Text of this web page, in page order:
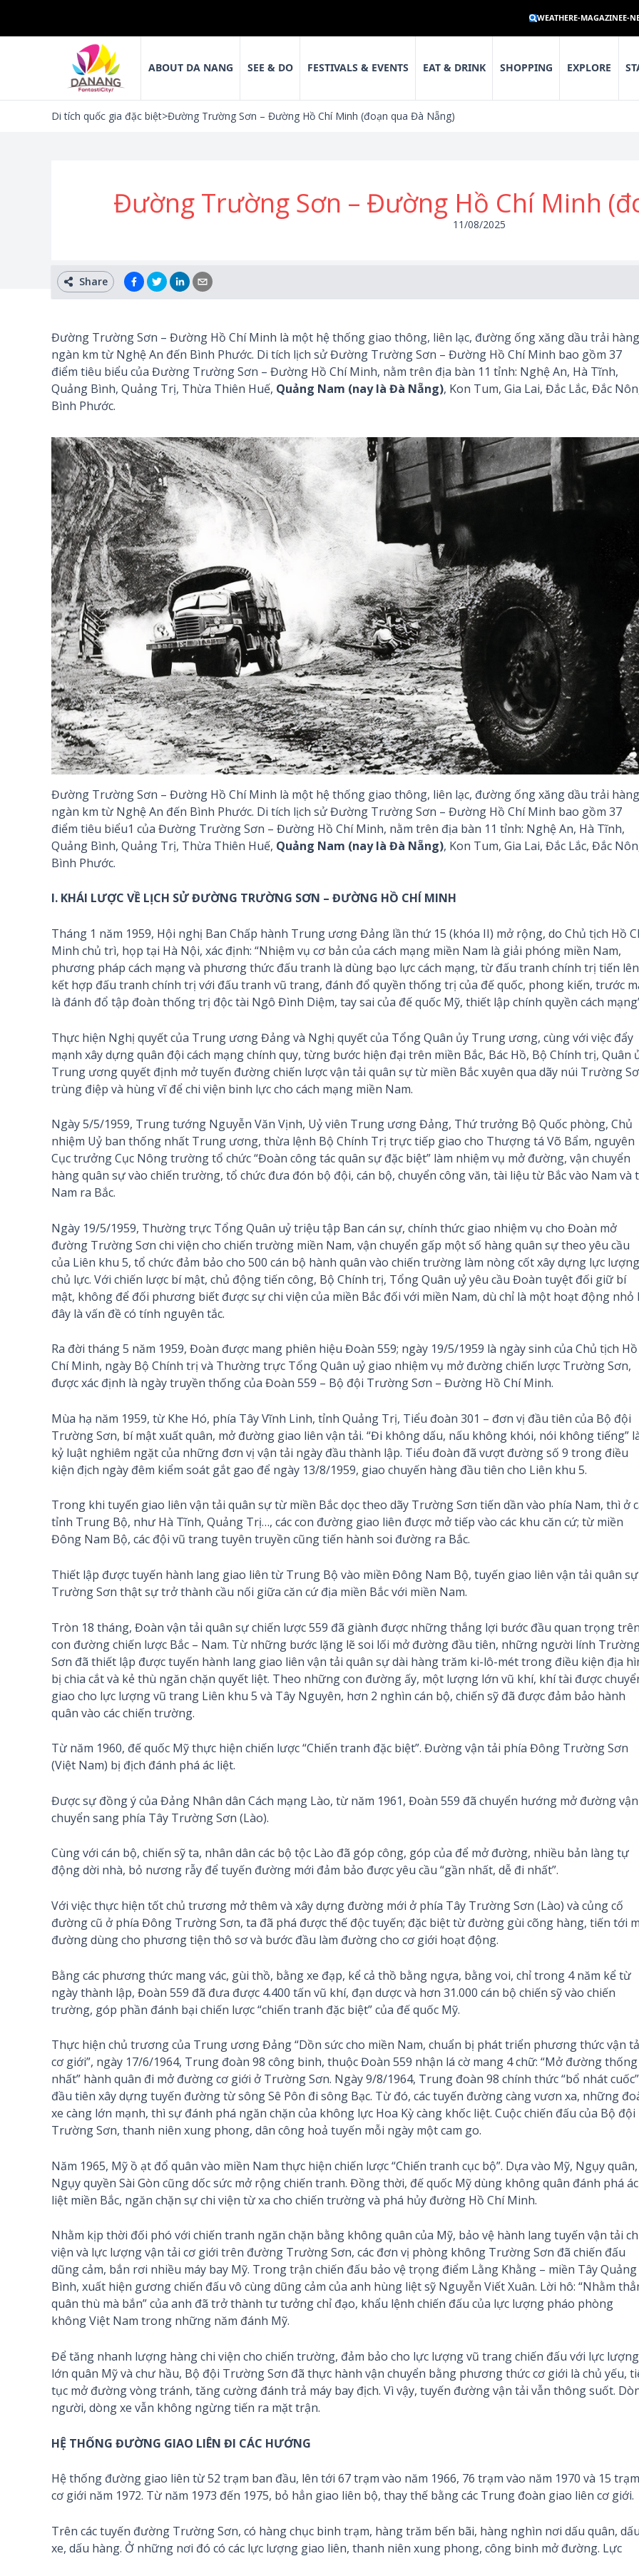
WEATHERE-MAGAZINEE-
ABOUT DA NANG SEE & DO FESTIVALS & EVENTS EAT & DRINK SHOPPING EXPLORE
Di tích quốc gia đặc biệt>Đường Trường Sơn – Đường Hồ Chí Minh (đoạn qua Đà Nẵng)
Đường Trường Sơn – Đường Hồ Chí Minh
11/08/2025
Share
Đường Trường Sơn – Đường Hồ Chí Minh là một hệ thống giao thông, liên lạc, đường ống xăng dầu trải hàng
ngàn km từ Nghệ An đến Bình Phước. Di tích lịch sử Đường Trường Sơn – Đường Hồ Chí Minh bao gồm 37
điểm tiêu biểu của Đường Trường Sơn – Đường Hồ Chí Minh, nằm trên địa bàn 11 tỉnh: Nghệ An, Hà Tĩnh,
Quảng Bình, Quảng Trị, Thừa Thiên Huế, Quảng Nam (nay là Đà Nẵng), Kon Tum, Gia Lai, Đắc Lắc, Đắc
Bình Phước.
Đường Trường Sơn – Đường Hồ Chí Minh là một hệ thống giao thông, liên lạc, đường ống xăng dầu trải hàng
ngàn km từ Nghệ An đến Bình Phước. Di tích lịch sử Đường Trường Sơn – Đường Hồ Chí Minh bao gồm 37
điểm tiêu biểu1 của Đường Trường Sơn – Đường Hồ Chí Minh, nằm trên địa bàn 11 tỉnh: Nghệ An, Hà Tĩnh,
Quảng Bình, Quảng Trị, Thừa Thiên Huế, Quảng Nam (nay là Đà Nẵng), Kon Tum, Gia Lai, Đắc Lắc, Đắc
Bình Phước.
I. KHÁI LƯỢC VỀ LỊCH SỬ ĐƯỜNG TRƯỜNG SƠN – ĐƯỜNG HỒ CHÍ MINH
Tháng 1 năm 1959, Hội nghị Ban Chấp hành Trung ương Đảng lần thứ 15 (khóa II) mở rộng, do Chủ tịch Hồ
Minh chủ trì, họp tại Hà Nội, xác định: “Nhiệm vụ cơ bản của cách mạng miền Nam là giải phóng miền Nam,
phương pháp cách mạng và phương thức đấu tranh là dùng bạo lực cách mạng, từ đấu tranh chính trị tiến lên
kết hợp đấu tranh chính trị với đấu tranh vũ trang, đánh đổ quyền thống trị của đế quốc, phong kiến, trước
là đánh đổ tập đoàn thống trị độc tài Ngô Đình Diệm, tay sai của đế quốc Mỹ, thiết lập chính quyền cách
Thực hiện Nghị quyết của Trung ương Đảng và Nghị quyết của Tổng Quân ủy Trung ương, cùng với việc đẩy
mạnh xây dựng quân đội cách mạng chính quy, từng bước hiện đại trên miền Bắc, Bác Hồ, Bộ Chính trị, Quân
Trung ương quyết định mở tuyến đường chiến lược vận tải quân sự từ miền Bắc xuyên qua dãy núi Trường
trùng điệp và hùng vĩ để chi viện binh lực cho cách mạng miền Nam.
Ngày 5/5/1959, Trung tướng Nguyễn Văn Vịnh, Uỷ viên Trung ương Đảng, Thứ trưởng Bộ Quốc phòng, Chủ
nhiệm Uỷ ban thống nhất Trung ương, thừa lệnh Bộ Chính Trị trực tiếp giao cho Thượng tá Võ Bẩm, nguyên
Cục trưởng Cục Nông trường tổ chức “Đoàn công tác quân sự đặc biệt” làm nhiệm vụ mở đường, vận chuyển
hàng quân sự vào chiến trường, tổ chức đưa đón bộ đội, cán bộ, chuyển công văn, tài liệu từ Bắc vào Nam và
Nam ra Bắc.
Ngày 19/5/1959, Thường trực Tổng Quân uỷ triệu tập Ban cán sự, chính thức giao nhiệm vụ cho Đoàn mở
đường Trường Sơn chi viện cho chiến trường miền Nam, vận chuyển gấp một số hàng quân sự theo yêu cầu
của Liên khu 5, tổ chức đảm bảo cho 500 cán bộ hành quân vào chiến trường làm nòng cốt xây dựng lực lượng
chủ lực. Với chiến lược bí mật, chủ động tiến công, Bộ Chính trị, Tổng Quân uỷ yêu cầu Đoàn tuyệt đối giữ bí
mật, không để đối phương biết được sự chi viện của miền Bắc đối với miền Nam, dù chỉ là một hoạt động nhỏ
đây là vấn đề có tính nguyên tắc.
Ra đời tháng 5 năm 1959, Đoàn được mang phiên hiệu Đoàn 559; ngày 19/5/1959 là ngày sinh của Chủ tịch Hồ
Chí Minh, ngày Bộ Chính trị và Thường trực Tổng Quân uỷ giao nhiệm vụ mở đường chiến lược Trường Sơn,
được xác định là ngày truyền thống của Đoàn 559 – Bộ đội Trường Sơn – Đường Hồ Chí Minh.
Mùa hạ năm 1959, từ Khe Hó, phía Tây Vĩnh Linh, tỉnh Quảng Trị, Tiểu đoàn 301 – đơn vị đầu tiên của Bộ đội
Trường Sơn, bí mật xuất quân, mở đường giao liên vận tải. “Đi không dấu, nấu không khói, nói không tiếng”
kỷ luật nghiêm ngặt của những đơn vị vận tải ngày đầu thành lập. Tiểu đoàn đã vượt đường số 9 trong điều
kiện địch ngày đêm kiểm soát gắt gao để ngày 13/8/1959, giao chuyến hàng đầu tiên cho Liên khu 5.
Trong khi tuyến giao liên vận tải quân sự từ miền Bắc dọc theo dãy Trường Sơn tiến dần vào phía Nam, thì ở
tỉnh Trung Bộ, như Hà Tĩnh, Quảng Trị…, các con đường giao liên được mở tiếp vào các khu căn cứ; từ miền
Đông Nam Bộ, các đội vũ trang tuyên truyền cũng tiến hành soi đường ra Bắc.
Thiết lập được tuyến hành lang giao liên từ Trung Bộ vào miền Đông Nam Bộ, tuyến giao liên vận tải quân sự
Trường Sơn thật sự trở thành cầu nối giữa căn cứ địa miền Bắc với miền Nam.
Tròn 18 tháng, Đoàn vận tải quân sự chiến lược 559 đã giành được những thắng lợi bước đầu quan trọng trên
con đường chiến lược Bắc – Nam. Từ những bước lặng lẽ soi lối mở đường đầu tiên, những người lính
Sơn đã thiết lập được tuyến hành lang giao liên vận tải quân sự dài hàng trăm ki-lô-mét trong điều kiện địa
bị chia cắt và kẻ thù ngăn chặn quyết liệt. Theo những con đường ấy, một lượng lớn vũ khí, khí tài được
giao cho lực lượng vũ trang Liên khu 5 và Tây Nguyên, hơn 2 nghìn cán bộ, chiến sỹ đã được đảm bảo hành
quân vào các chiến trường.
Từ năm 1960, đế quốc Mỹ thực hiện chiến lược “Chiến tranh đặc biệt”. Đường vận tải phía Đông Trường Sơn
(Việt Nam) bị địch đánh phá ác liệt.
Được sự đồng ý của Đảng Nhân dân Cách mạng Lào, từ năm 1961, Đoàn 559 đã chuyển hướng mở đường vận
chuyển sang phía Tây Trường Sơn (Lào).
Cùng với cán bộ, chiến sỹ ta, nhân dân các bộ tộc Lào đã góp công, góp của để mở đường, nhiều bản làng tự
động dời nhà, bỏ nương rẫy để tuyến đường mới đảm bảo được yêu cầu “gần nhất, dễ đi nhất”.
Với việc thực hiện tốt chủ trương mở thêm và xây dựng đường mới ở phía Tây Trường Sơn (Lào) và củng cố
đường cũ ở phía Đông Trường Sơn, ta đã phá được thế độc tuyến; đặc biệt từ đường gùi cõng hàng, tiến tới
đường dùng cho phương tiện thô sơ và bước đầu làm đường cho cơ giới hoạt động.
Bằng các phương thức mang vác, gùi thồ, bằng xe đạp, kể cả thồ bằng ngựa, bằng voi, chỉ trong 4 năm kể từ
ngày thành lập, Đoàn 559 đã đưa được 4.400 tấn vũ khí, đạn dược và hơn 31.000 cán bộ chiến sỹ vào chiến
trường, góp phần đánh bại chiến lược “chiến tranh đặc biệt” của đế quốc Mỹ.
Thực hiện chủ trương của Trung ương Đảng “Dồn sức cho miền Nam, chuẩn bị phát triển phương thức vận
cơ giới”, ngày 17/6/1964, Trung đoàn 98 công binh, thuộc Đoàn 559 nhận lá cờ mang 4 chữ: “Mở đường thống
nhất” hành quân đi mở đường cơ giới ở Trường Sơn. Ngày 9/8/1964, Trung đoàn 98 chính thức “bổ nhát cuốc”
đầu tiên xây dựng tuyến đường từ sông Sê Pôn đi sông Bạc. Từ đó, các tuyến đường càng vươn xa, những
xe càng lớn mạnh, thì sự đánh phá ngăn chặn của không lực Hoa Kỳ càng khốc liệt. Cuộc chiến đấu của Bộ đội
Trường Sơn, thanh niên xung phong, dân công hoả tuyến mỗi ngày một cam go.
Năm 1965, Mỹ ồ ạt đổ quân vào miền Nam thực hiện chiến lược “Chiến tranh cục bộ”. Dựa vào Mỹ, Ngụy quân,
Ngụy quyền Sài Gòn cũng dốc sức mở rộng chiến tranh. Đồng thời, đế quốc Mỹ dùng không quân đánh phá ác
liệt miền Bắc, ngăn chặn sự chi viện từ xa cho chiến trường và phá hủy đường Hồ Chí Minh.
Nhằm kịp thời đối phó với chiến tranh ngăn chặn bằng không quân của Mỹ, bảo vệ hành lang tuyến vận tải
viện và lực lượng vận tải cơ giới trên đường Trường Sơn, các đơn vị phòng không Trường Sơn đã chiến đấu
dũng cảm, bắn rơi nhiều máy bay Mỹ. Trong trận chiến đấu bảo vệ trọng điểm Lằng Khằng – miền Tây Quảng
Bình, xuất hiện gương chiến đấu vô cùng dũng cảm của anh hùng liệt sỹ Nguyễn Viết Xuân. Lời hô: “Nhằm
quân thù mà bắn” của anh đã trở thành tư tưởng chỉ đạo, khẩu lệnh chiến đấu của lực lượng pháo phòng
không Việt Nam trong những năm đánh Mỹ.
Để tăng nhanh lượng hàng chi viện cho chiến trường, đảm bảo cho lực lượng vũ trang chiến đấu với lực lượng
lớn quân Mỹ và chư hầu, Bộ đội Trường Sơn đã thực hành vận chuyển bằng phương thức cơ giới là chủ yếu,
tục mở đường vòng tránh, tăng cường đánh trả máy bay địch. Vì vậy, tuyến đường vận tải vẫn thông suốt.
người, dòng xe vẫn không ngừng tiến ra mặt trận.
HỆ THỐNG ĐƯỜNG GIAO LIÊN ĐI CÁC HƯỚNG
Hệ thống đường giao liên từ 52 trạm ban đầu, lên tới 67 trạm vào năm 1966, 76 trạm vào năm 1970 và 15 trạm
cơ giới năm 1972. Từ năm 1973 đến 1975, bỏ hẳn giao liên bộ, thay thế bằng các Trung đoàn giao liên cơ giới.
Trên các tuyến đường Trường Sơn, có hàng chục binh trạm, hàng trăm bến bãi, hàng nghìn nơi dấu quân, dấu
xe, dấu hàng. Ở những nơi đó có các lực lượng giao liên, thanh niên xung phong, công binh mở đường. Lực